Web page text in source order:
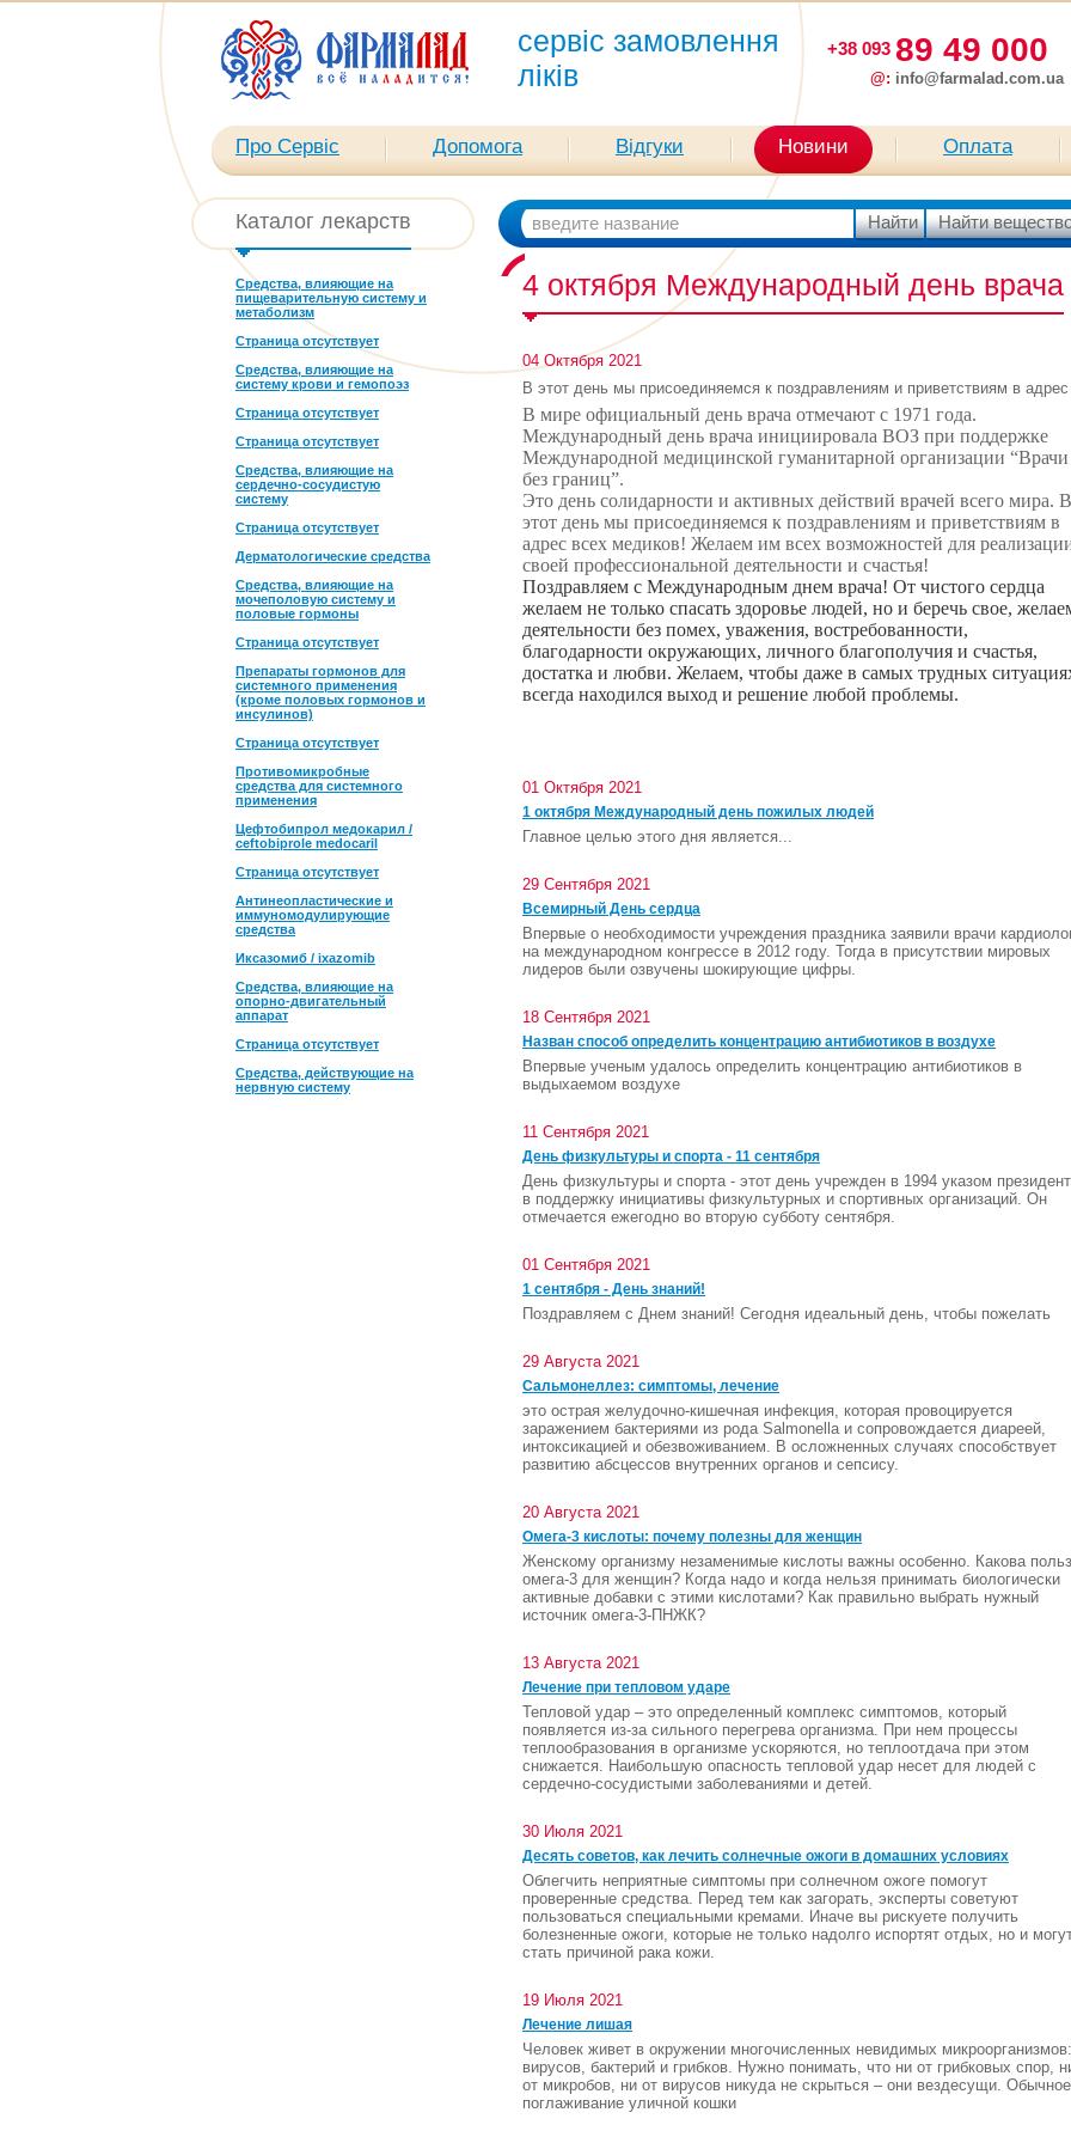
сервіс замовлення
ліків
+38 093 89 49 000
@: info@farmalad.com.ua
Про Сервіс Допомога Відгуки Новини Оплата
Каталог лекарств
Средства, влияющие на
пищеварительную систему и
метаболизм
Страница отсутствует
Средства, влияющие на
систему крови и гемопоэз
Страница отсутствует
Страница отсутствует
Средства, влияющие на
сердечно-сосудистую
систему
Страница отсутствует
Дерматологические средства
Средства, влияющие на
мочеполовую систему и
половые гормоны
Страница отсутствует
Препараты гормонов для
системного применения
(кроме половых гормонов и
инсулинов)
Страница отсутствует
Противомикробные
средства для системного
применения
Цефтобипрол медокарил /
ceftobiprole medocaril
Страница отсутствует
Антинеопластические и
иммуномодулирующие
средства
Иксазомиб / ixazomib
Средства, влияющие на
опорно-двигательный
аппарат
Страница отсутствует
Средства, действующие на
нервную систему
4 октября Международный день врача
04 Октября 2021
В этот день мы присоединяемся к поздравлениям и приветствиям в адрес
В мире официальный день врача отмечают с 1971 года.
Международный день врача инициировала ВОЗ при поддержке
Международной медицинской гуманитарной организации “Врачи
без границ”.
Это день солидарности и активных действий врачей всего мира. В
этот день мы присоединяемся к поздравлениям и приветствиям в
адрес всех медиков! Желаем им всех возможностей для
своей профессиональной деятельности и счастья!
Поздравляем с Международным днем врача! От чистого сердца
желаем не только спасать здоровье людей, но и беречь свое,
деятельности без помех, уважения, востребованности,
благодарности окружающих, личного благополучия и счастья,
достатка и любви. Желаем, чтобы даже в самых трудных
всегда находился выход и решение любой проблемы.
01 Октября 2021
1 октября Международный день пожилых людей
Главное целью этого дня является...
29 Сентября 2021
Всемирный День сердца
Впервые о необходимости учреждения праздника заявили врачи
на международном конгрессе в 2012 году. Тогда в присутствии мировых
лидеров были озвучены шокирующие цифры.
18 Сентября 2021
Назван способ определить концентрацию антибиотиков в воздухе
Впервые ученым удалось определить концентрацию антибиотиков в
выдыхаемом воздухе
11 Сентября 2021
День физкультуры и спорта - 11 сентября
День физкультуры и спорта - этот день учрежден в 1994 указом
в поддержку инициативы физкультурных и спортивных организаций. Он
отмечается ежегодно во вторую субботу сентября.
01 Сентября 2021
1 сентября - День знаний!
Поздравляем с Днем знаний! Сегодня идеальный день, чтобы пожелать
29 Августа 2021
Сальмонеллез: симптомы, лечение
это острая желудочно-кишечная инфекция, которая провоцируется
заражением бактериями из рода Salmonella и сопровождается диареей,
интоксикацией и обезвоживанием. В осложненных случаях способствует
развитию абсцессов внутренних органов и сепсису.
20 Августа 2021
Омега-3 кислоты: почему полезны для женщин
Женскому организму незаменимые кислоты важны особенно. Какова
омега-3 для женщин? Когда надо и когда нельзя принимать биологически
активные добавки с этими кислотами? Как правильно выбрать нужный
источник омега-3-ПНЖК?
13 Августа 2021
Лечение при тепловом ударе
Тепловой удар – это определенный комплекс симптомов, который
появляется из-за сильного перегрева организма. При нем процессы
теплообразования в организме ускоряются, но теплоотдача при этом
снижается. Наибольшую опасность тепловой удар несет для людей с
сердечно-сосудистыми заболеваниями и детей.
30 Июля 2021
Десять советов, как лечить солнечные ожоги в домашних условиях
Облегчить неприятные симптомы при солнечном ожоге помогут
проверенные средства. Перед тем как загорать, эксперты советуют
пользоваться специальными кремами. Иначе вы рискуете получить
болезненные ожоги, которые не только надолго испортят отдых, но и
стать причиной рака кожи.
19 Июля 2021
Лечение лишая
Человек живет в окружении многочисленных невидимых микроорганизмов:
вирусов, бактерий и грибков. Нужно понимать, что ни от грибковых спор,
от микробов, ни от вирусов никуда не скрыться – они вездесущи. Обычное
поглаживание уличной кошки